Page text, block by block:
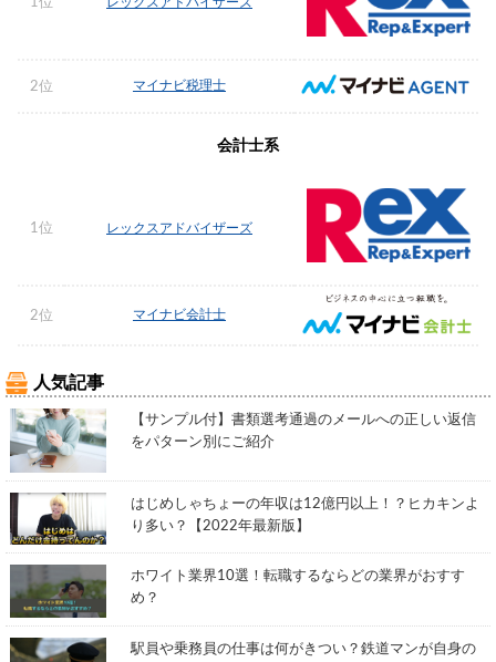
2位 マイナビ税理士
会計士系
1位 レックスアドバイザーズ
2位 マイナビ会計士
人気記事
【サンプル付】書類選考通過のメールへの正しい返信
をパターン別にご紹介
はじめしゃちょーの年収は12億円以上！？ヒカキンよ
り多い？【2022年最新版】
ホワイト業界10選！転職するならどの業界がおすす
め？
駅員や乗務員の仕事は何がきつい？鉄道マンが自身の